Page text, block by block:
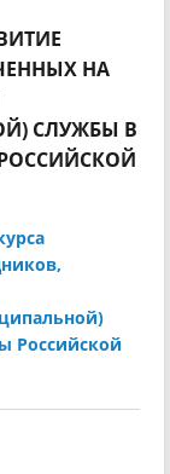
НА
СЛУЖБЫ В
Российской